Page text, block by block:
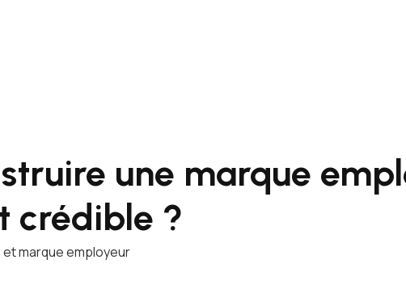
une marque
crédible ?
et marque employeur